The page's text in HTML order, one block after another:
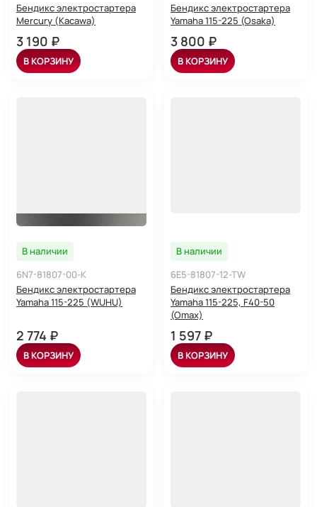
Бендикс электростартера
Mercury (Kacawa)
3 190 ₽
В КОРЗИНУ
Бендикс электростартера
Yamaha 115-225 (Osaka)
3 800 ₽
В КОРЗИНУ
В наличии
6N7-81807-00-K
Бендикс электростартера
Yamaha 115-225 (WUHU)
2 774 ₽
В КОРЗИНУ
В наличии
6E5-81807-12-TW
Бендикс электростартера
Yamaha 115-225, F40-50
(Omax)
1 597 ₽
В КОРЗИНУ